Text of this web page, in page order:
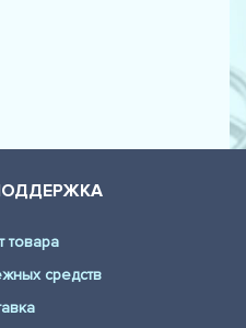
товара
средств